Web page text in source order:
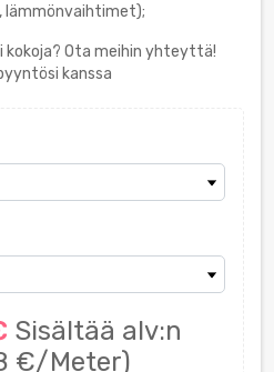
kokoja? Ota meihin yhteyttä!
kanssa
Sisältää alv:n
€/Meter)